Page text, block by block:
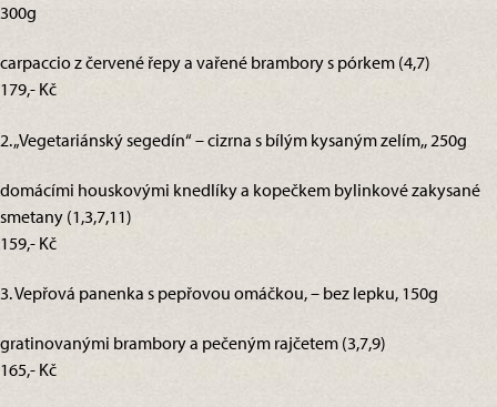
300g
carpaccio z červené řepy a vařené brambory s pórkem (4,7)
179,- Kč
2. „Vegetariánský segedín“ – cizrna s bílým kysaným zelím,, 250g
domácími houskovými knedlíky a kopečkem bylinkové zakysané
smetany (1,3,7,11)
159,- Kč
3. Vepřová panenka s pepřovou omáčkou, – bez lepku, 150g
gratinovanými brambory a pečeným rajčetem (3,7,9)
165,- Kč